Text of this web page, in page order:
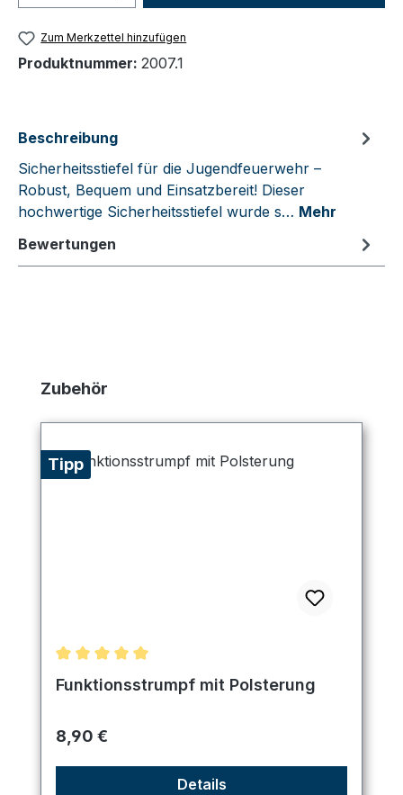
Zum Merkzettel hinzufügen
Produktnummer: 2007.1
Beschreibung
Sicherheitsstiefel für die Jugendfeuerwehr –
Robust, Bequem und Einsatzbereit! Dieser
hochwertige Sicherheitsstiefel wurde s… Mehr
Bewertungen
Produktgalerie überspringen
Zubehör
Tipp
Durchschnittliche Bewertung von 5 von 5 Sternen
Funktionsstrumpf mit Polsterung
Regulärer Preis:
8,90 €
Details